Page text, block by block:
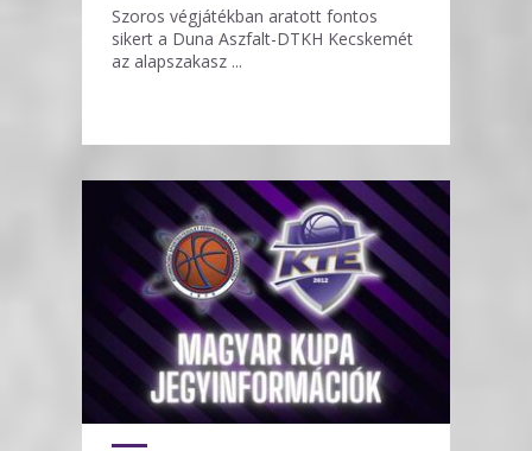
Szoros végjátékban aratott fontos
sikert a Duna Aszfalt-DTKH Kecskemét
az alapszakasz ...